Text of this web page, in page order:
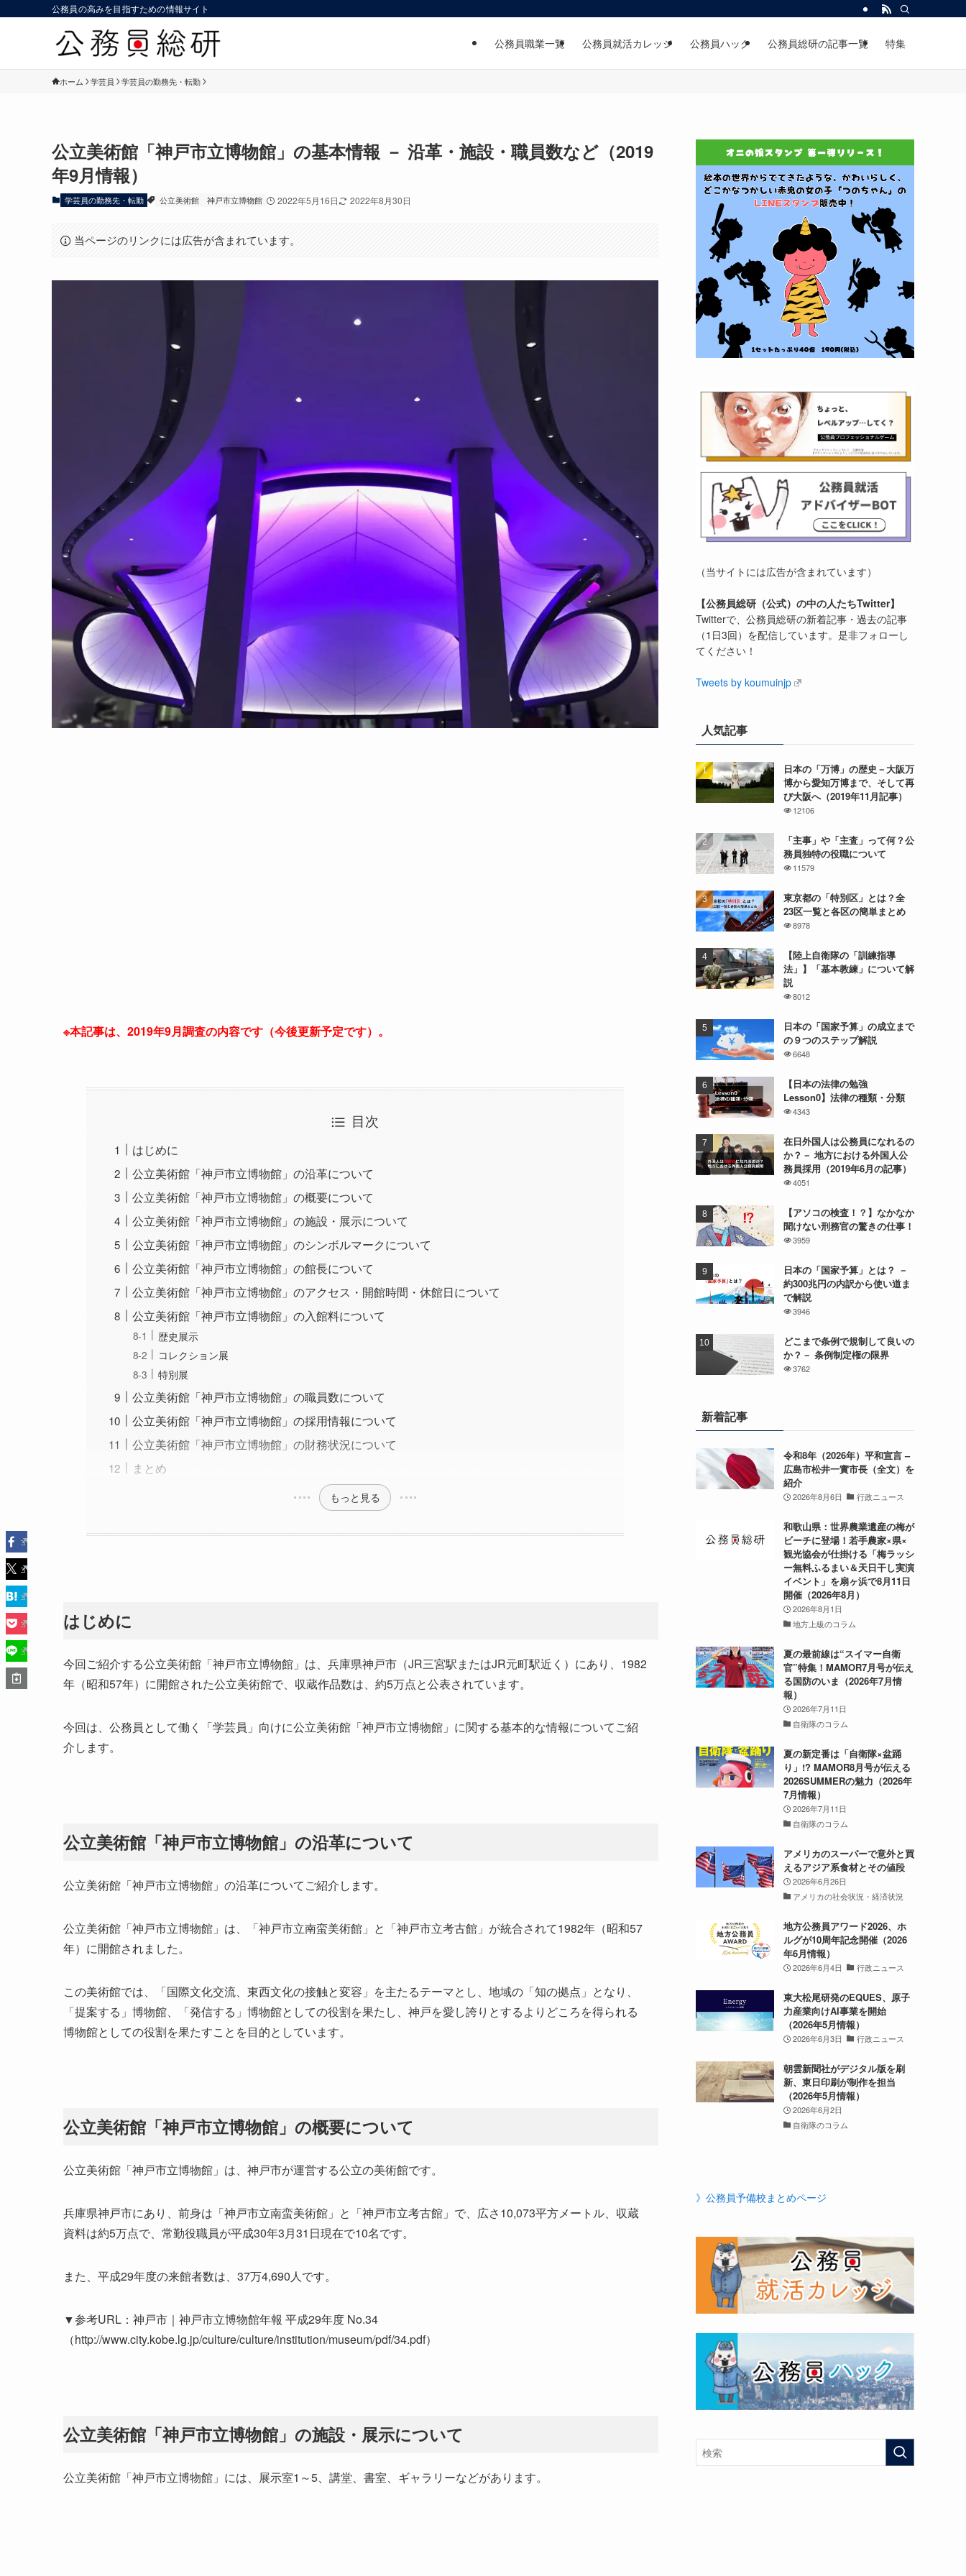
公務員の高みを目指すための情報サイト
公務員職業一覧 公務員就活カレッジ 公務員ハック 公務員総研の記事一覧 特集
ホーム 学芸員 学芸員の勤務先・転勤
公立美術館「神戸市立博物館」の基本情報 － 沿革・施設・職員数など（2019
年9月情報）
学芸員の勤務先・転勤 公立美術館 神戸市立博物館 2022年5月16日 2022年8月30日
当ページのリンクには広告が含まれています。
※本記事は、2019年9月調査の内容です（今後更新予定です）。
目次
はじめに
公立美術館「神戸市立博物館」の沿革について
公立美術館「神戸市立博物館」の概要について
公立美術館「神戸市立博物館」の施設・展示について
公立美術館「神戸市立博物館」のシンボルマークについて
公立美術館「神戸市立博物館」の館長について
公立美術館「神戸市立博物館」のアクセス・開館時間・休館日について
公立美術館「神戸市立博物館」の入館料について
歴史展示
コレクション展
特別展
公立美術館「神戸市立博物館」の職員数について
公立美術館「神戸市立博物館」の採用情報について
公立美術館「神戸市立博物館」の財務状況について
まとめ
もっと見る
はじめに
今回ご紹介する公立美術館「神戸市立博物館」は、兵庫県神戸市（JR三宮駅またはJR元町駅近く）にあり、1982
年（昭和57年）に開館された公立美術館で、収蔵作品数は、約5万点と公表されています。
今回は、公務員として働く「学芸員」向けに公立美術館「神戸市立博物館」に関する基本的な情報についてご紹
介します。
公立美術館「神戸市立博物館」の沿革について
公立美術館「神戸市立博物館」の沿革についてご紹介します。
公立美術館「神戸市立博物館」は、「神戸市立南蛮美術館」と「神戸市立考古館」が統合されて1982年（昭和57
年）に開館されました。
この美術館では、「国際文化交流、東西文化の接触と変容」を主たるテーマとし、地域の「知の拠点」となり、
「提案する」博物館、「発信する」博物館としての役割を果たし、神戸を愛し誇りとするよりどころを得られる
博物館としての役割を果たすことを目的としています。
公立美術館「神戸市立博物館」の概要について
公立美術館「神戸市立博物館」は、神戸市が運営する公立の美術館です。
兵庫県神戸市にあり、前身は「神戸市立南蛮美術館」と「神戸市立考古館」で、広さ10,073平方メートル、収蔵
資料は約5万点で、常勤役職員が平成30年3月31日現在で10名です。
また、平成29年度の来館者数は、37万4,690人です。
▼参考URL：神戸市｜神戸市立博物館年報 平成29年度 No.34
（http://www.city.kobe.lg.jp/culture/culture/institution/museum/pdf/34.pdf）
公立美術館「神戸市立博物館」の施設・展示について
公立美術館「神戸市立博物館」には、展示室1～5、講堂、書室、ギャラリーなどがあります。
（当サイトには広告が含まれています）
【公務員総研（公式）の中の人たちTwitter】
Twitterで、公務員総研の新着記事・過去の記事
（1日3回）を配信しています。是非フォローし
てください！
Tweets by koumuinjp
人気記事
日本の「万博」の歴史－大阪万
博から愛知万博まで、そして再
び大阪へ（2019年11月記事）
12106
「主事」や「主査」って何？公
務員独特の役職について
11579
東京都の「特別区」とは？全
23区一覧と各区の簡単まとめ
8978
【陸上自衛隊の「訓練指導
法」】「基本教練」について解
説
8012
日本の「国家予算」の成立まで
の９つのステップ解説
6648
【日本の法律の勉強
Lesson0】法律の種類・分類
4343
在日外国人は公務員になれるの
か？－ 地方における外国人公
務員採用（2019年6月の記事）
4051
【アソコの検査！？】なかなか
聞けない刑務官の驚きの仕事！
3959
日本の「国家予算」とは？ －
約300兆円の内訳から使い道ま
で解説
3946
どこまで条例で規制して良いの
か？－ 条例制定権の限界
3762
新着記事
令和8年（2026年）平和宣言 –
広島市松井一實市長（全文）を
紹介
2026年8月6日 行政ニュース
和歌山県：世界農業遺産の梅が
ビーチに登場！若手農家×県×
観光協会が仕掛ける「梅ラッシ
ー無料ふるまい＆天日干し実演
イベント」を扇ヶ浜で8月11日
開催（2026年8月）
2026年8月1日
地方上級のコラム
夏の最前線は“スイマー自衛
官”特集！MAMOR7月号が伝え
る国防のいま（2026年7月情
報）
2026年7月11日
自衛隊のコラム
夏の新定番は「自衛隊×盆踊
り」!? MAMOR8月号が伝える
2026SUMMERの魅力（2026年
7月情報）
2026年7月11日
自衛隊のコラム
アメリカのスーパーで意外と買
えるアジア系食材とその値段
2026年6月26日
アメリカの社会状況・経済状況
地方公務員アワード2026、ホ
ルグが10周年記念開催（2026
年6月情報）
2026年6月4日 行政ニュース
東大松尾研発のEQUES、原子
力産業向けAI事業を開始
（2026年5月情報）
2026年6月3日 行政ニュース
朝雲新聞社がデジタル版を刷
新、東日印刷が制作を担当
（2026年5月情報）
2026年6月2日
自衛隊のコラム
》公務員予備校まとめページ